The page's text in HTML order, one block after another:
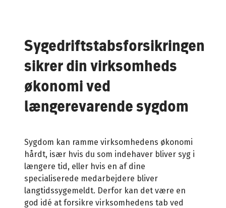
Spørgsmål og svar
Betingelser
Sygedriftstabsforsikringen
sikrer din virksomheds
økonomi ved
længerevarende sygdom
Sygdom kan ramme virksomhedens økonomi
hårdt, især hvis du som indehaver bliver syg i
længere tid, eller hvis en af dine
specialiserede medarbejdere bliver
langtidssygemeldt. Derfor kan det være en
god idé at forsikre virksomhedens tab ved